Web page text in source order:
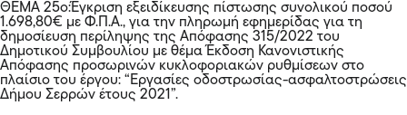
ΘΕΜΑ 25ο:Έγκριση εξειδίκευσης πίστωσης συνολικού ποσού
1.698,80€ με Φ.Π.Α., για την πληρωμή εφημερίδας για τη
δημοσίευση περίληψης της Απόφασης 315/2022 του
Δημοτικού Συμβουλίου με θέμα Έκδοση Κανονιστικής
Απόφασης προσωρινών κυκλοφοριακών ρυθμίσεων στο
πλαίσιο του έργου: “Εργασίες οδοστρωσίας-ασφαλτοστρώσεις
Δήμου Σερρών έτους 2021”.